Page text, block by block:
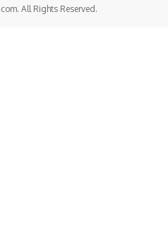
All Rights Reserved.